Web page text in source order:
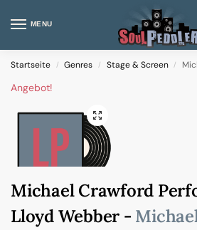
MENU
Startseite / Genres / Stage & Screen /
Angebot!
Michael Crawford
Lloyd Webber -